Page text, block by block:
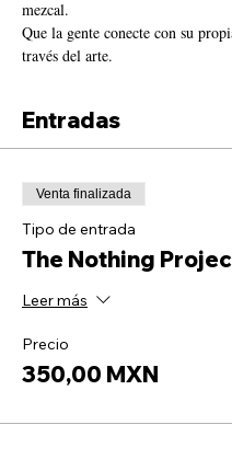
mezcal.
Que la gente conecte con su
través del arte.
Entradas
Venta finalizada
Tipo de entrada
The Nothing
Leer más
Precio
350,00 MXN